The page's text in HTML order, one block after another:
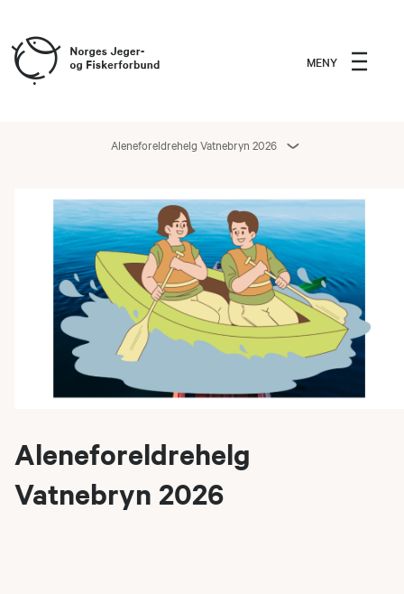
MENY
Aleneforeldrehelg Vatnebryn 2026
Aleneforeldrehelg
Vatnebryn 2026